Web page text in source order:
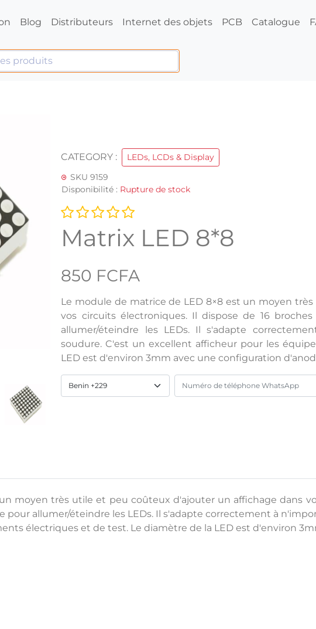
Blog Distributeurs Internet des objets PCB Catalogue
CATEGORY :
LEDs, LCDs & Display
SKU 9159
Disponibilité : Rupture de stock
Matrix LED 8*8
850 FCFA
Le module de matrice de LED 8×8 est un moyen
vos circuits électroniques. Il dispose de 16
allumer/éteindre les LEDs. Il s'adapte
soudure. C'est un excellent afficheur pour les
LED est d'environ 3mm avec une configuration
moyen très utile et peu coûteux d'ajouter un affichage dans
allumer/éteindre les LEDs. Il s'adapte correctement à
électriques et de test. Le diamètre de la LED est d'environ